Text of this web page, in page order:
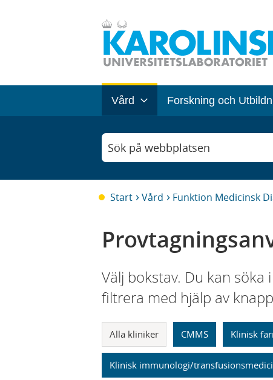
Vård Forskning och
Sök på webbplatsen
Start Vård Funktion Medicinsk
Välj bokstav. Du kan
filtrera med hjälp av
Alla kliniker CMMS Klinisk
Klinisk immunologi/